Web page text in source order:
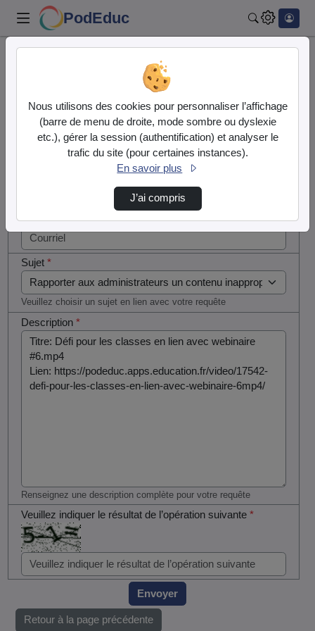
PodEduc
Contactez nous
Votre message
Courriel*
Sujet*
Veuillez choisir un sujet en lien avec votre requête
Description*
Renseignez une description complète pour votre requête
Veuillez indiquer le résultat de l’opération suivante*
si vous
êtes un
humain en
Envoyer
Retour à la page précédente
Nous utilisons des cookies pour personnaliser l’affichage
(barre de menu de droite, mode sombre ou dyslexie
etc.), gérer la session (authentification) et analyser le
trafic du site (pour certaines instances).
En savoir plus
J’ai compris